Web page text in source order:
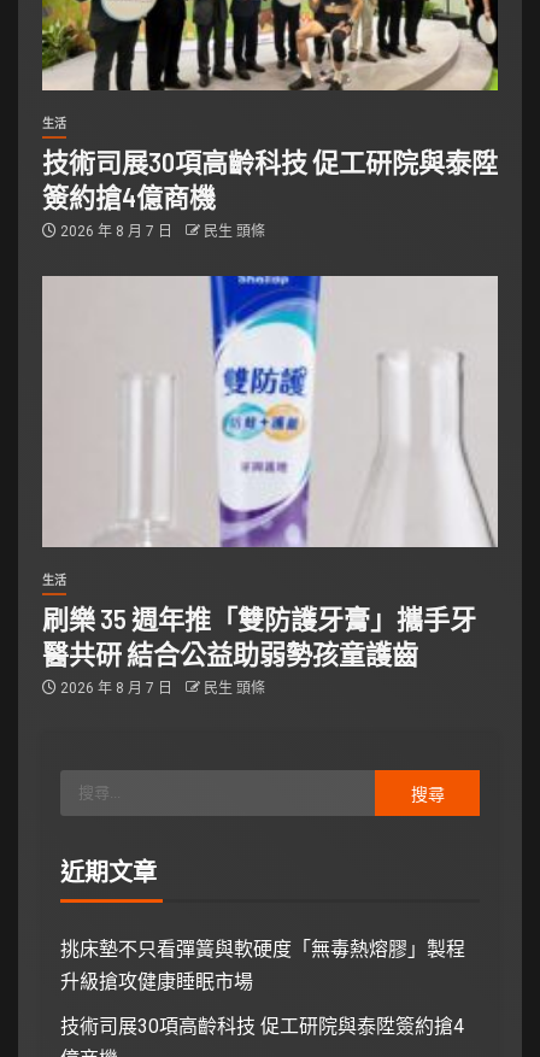
生活
技術司展30項高齡科技 促工研院與泰陞
簽約搶4億商機
2026 年 8 月 7 日 民生 頭條
生活
刷樂 35 週年推「雙防護牙膏」攜手牙
醫共研 結合公益助弱勢孩童護齒
2026 年 8 月 7 日 民生 頭條
近期文章
挑床墊不只看彈簧與軟硬度「無毒熱熔膠」製程
升級搶攻健康睡眠市場
技術司展30項高齡科技 促工研院與泰陞簽約搶4